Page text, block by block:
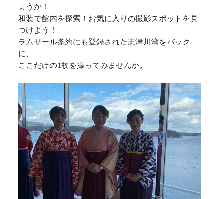
ょうか！
和装で館内を探索！お気に入りの撮影スポットを見
つけよう！
ラムサール条約にも登録された志津川湾をバック
に、
ここだけの1枚を撮ってみませんか。